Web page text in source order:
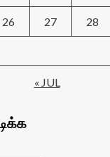
26 27 28
« JUL